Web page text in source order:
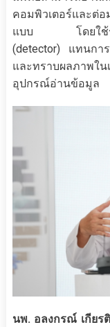
คอมพิวเตอร์และต่
แบบ โดยใช้ระบ
(detector) แทนกา
และทราบผลภาพใน
อุปกรณ์อ่านข้อมูล
นพ. อลงกรณ์ เกียร